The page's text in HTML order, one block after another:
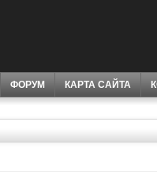
ФОРУМ КАРТА САЙТА